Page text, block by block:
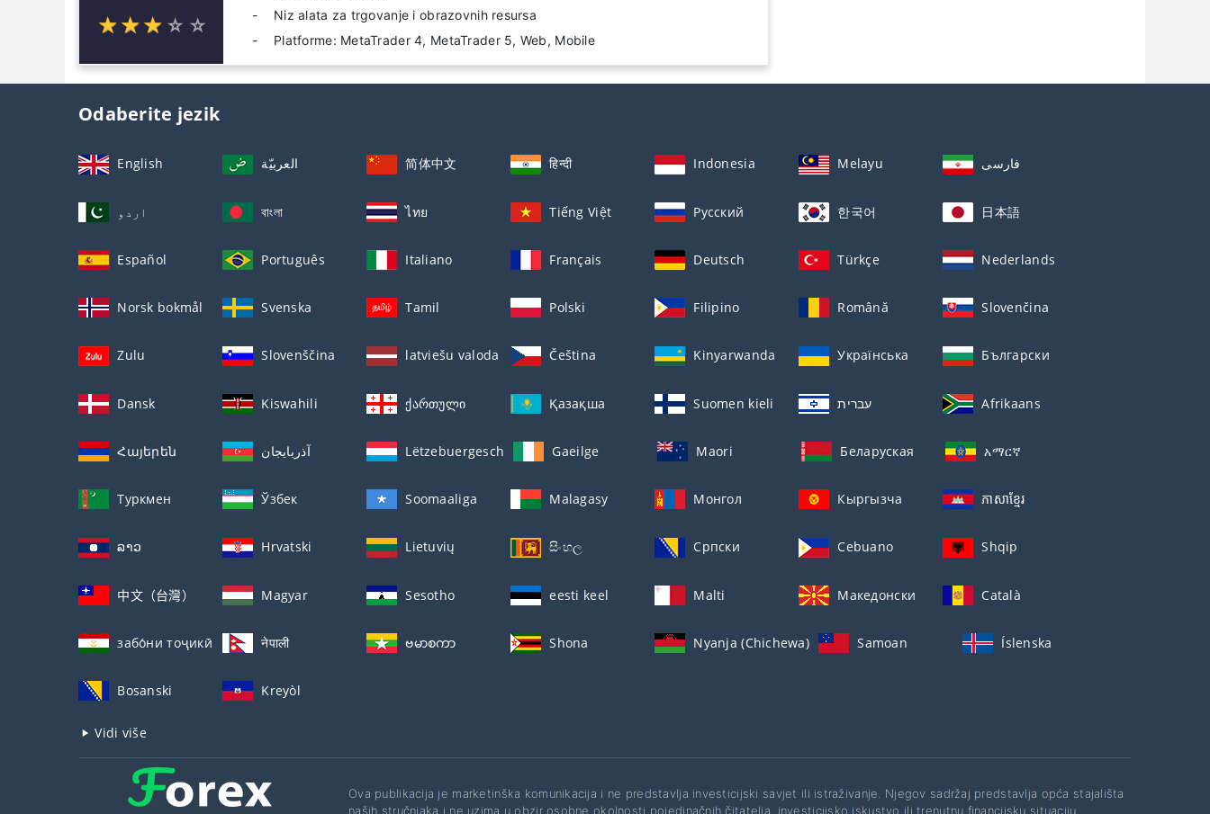
☆☆☆ ☆ ☆
★★★ ★ ★
Niz alata za trgovanje i obrazovnih resursa
Platforme: MetaTrader 4, MetaTrader 5, Web, Mobile
Odaberite jezik
English العربيّة 简体中文 हिन्दी Indonesia Melayu فارسی
اردو বাংলা ไทย Tiếng Việt Русский 한국어 日本語
Español Português Italiano Français Deutsch Türkçe Nederlands
Norsk bokmål Svenska Tamil Polski Filipino Română Slovenčina
Zulu Slovenščina latviešu valoda Čeština Kinyarwanda Українська Български
Dansk Kiswahili ქართული Қазақша Suomen kieli עברית Afrikaans
Հայերեն آذربايجان Lëtzebuergesch Gaeilge Maori Беларуская አማርኛ
Туркмен Ўзбек Soomaaliga Malagasy Монгол Кыргызча ភាសាខ្មែរ
ລາວ Hrvatski Lietuvių සිංහල Српски Cebuano Shqip
中文（台灣） Magyar Sesotho eesti keel Malti Македонски Català
забо́ни тоҷикӣ́ नेपाली ဗမာစကာ Shona Nyanja (Chichewa) Samoan Íslenska
Bosanski Kreyòl
Vidi više
Ova publikacija je marketinška komunikacija i ne predstavlja investicijski savjet ili istraživanje. Njegov sadržaj predstavlja opća stajališta
naših stručnjaka i ne uzima u obzir osobne okolnosti pojedinačnih čitatelja, investicijsko iskustvo ili trenutnu financijsku situaciju.